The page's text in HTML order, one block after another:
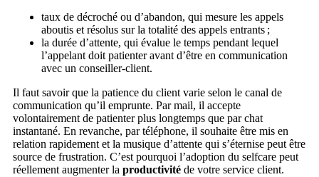
taux de décroché ou d’abandon, qui mesure les appels
aboutis et résolus sur la totalité des appels entrants ;
la durée d’attente, qui évalue le temps pendant lequel
l’appelant doit patienter avant d’être en communication
avec un conseiller-client.
Il faut savoir que la patience du client varie selon le canal de
communication qu’il emprunte. Par mail, il accepte
volontairement de patienter plus longtemps que par chat
instantané. En revanche, par téléphone, il souhaite être mis en
relation rapidement et la musique d’attente qui s’éternise peut être
source de frustration. C’est pourquoi l’adoption du selfcare peut
réellement augmenter la productivité de votre service client.